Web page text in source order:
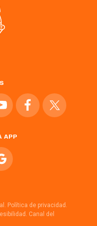
APP
Política de privacidad.
Canal del